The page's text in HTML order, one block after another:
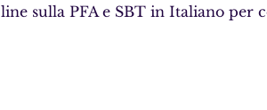
sulla PFA e SBT in Italiano per